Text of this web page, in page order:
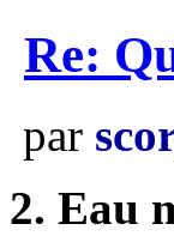
Re:
par
2. Eau